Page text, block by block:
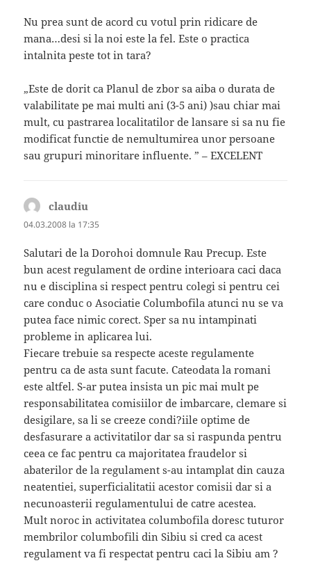
Nu prea sunt de acord cu votul prin ridicare de
mana…desi si la noi este la fel. Este o practica
intalnita peste tot in tara?
„Este de dorit ca Planul de zbor sa aiba o durata de
valabilitate pe mai multi ani (3-5 ani) )sau chiar mai
mult, cu pastrarea localitatilor de lansare si sa nu fie
modificat functie de nemultumirea unor persoane
sau grupuri minoritare influente. ” – EXCELENT
claudiu
04.03.2008 la 17:35
Salutari de la Dorohoi domnule Rau Precup. Este
bun acest regulament de ordine interioara caci daca
nu e disciplina si respect pentru colegi si pentru cei
care conduc o Asociatie Columbofila atunci nu se va
putea face nimic corect. Sper sa nu intampinati
probleme in aplicarea lui.
Fiecare trebuie sa respecte aceste regulamente
pentru ca de asta sunt facute. Cateodata la romani
este altfel. S-ar putea insista un pic mai mult pe
responsabilitatea comisiilor de imbarcare, clemare si
desigilare, sa li se creeze condi?iile optime de
desfasurare a activitatilor dar sa si raspunda pentru
ceea ce fac pentru ca majoritatea fraudelor si
abaterilor de la regulament s-au intamplat din cauza
neatentiei, superficialitatii acestor comisii dar si a
necunoasterii regulamentului de catre acestea.
Mult noroc in activitatea columbofila doresc tuturor
membrilor columbofili din Sibiu si cred ca acest
regulament va fi respectat pentru caci la Sibiu am ?